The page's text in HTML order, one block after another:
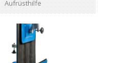
Aufrüsthilfe